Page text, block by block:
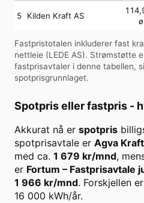
5 Kilden Kraft AS
Fastpristotalen inkluderer fast
nettleie (LEDE AS). Strømstøtte
fastprisavtaler i denne tabellen,
spotprisgrunnlaget.
Spotpris eller fastpris -
Akkurat nå er spotpris
spotprisavtale er Agva Kraft
med ca. 1 679 kr/mnd,
er Fortum – Fastprisavtale
1 966 kr/mnd. Forskjellen er
16 000 kWh/år.